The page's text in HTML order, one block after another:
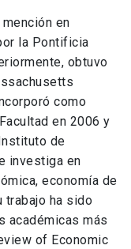
en
la Pontificia
obtuvo
como
en 2006 y
de
investiga en
economía de
trabajo ha sido
académicas más
of Economic